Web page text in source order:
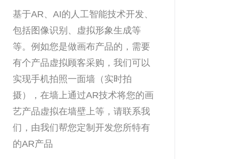
基于AR、AI的人工智能技术开发、
包括图像识别、虚拟形象生成等
等。例如您是做画布产品的，需要
有个产品虚拟顾客采购，我们可以
实现手机拍照一面墙（实时拍
摄），在墙上通过AR技术将您的画
艺产品虚拟在墙壁上等，请联系我
们，由我们帮您定制开发您所特有
的AR产品